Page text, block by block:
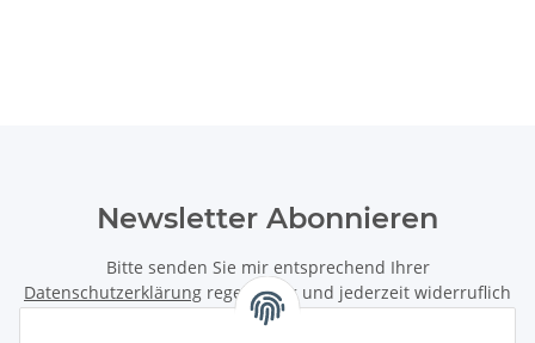
Newsletter Abonnieren
Bitte senden Sie mir entsprechend Ihrer
Datenschutzerklärung regelmäßig und jederzeit widerruflich
Informationen zu Ihrem Produktsortiment per E-Mail zu.